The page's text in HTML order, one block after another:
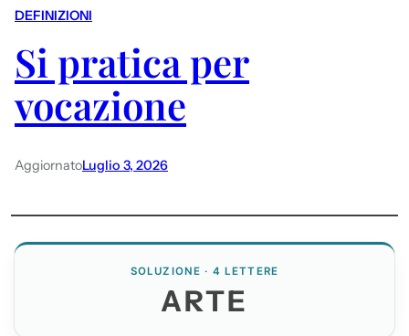
DEFINIZIONI
Si pratica per
vocazione
AggiornatoLuglio 3, 2026
SOLUZIONE · 4 LETTERE
ARTE